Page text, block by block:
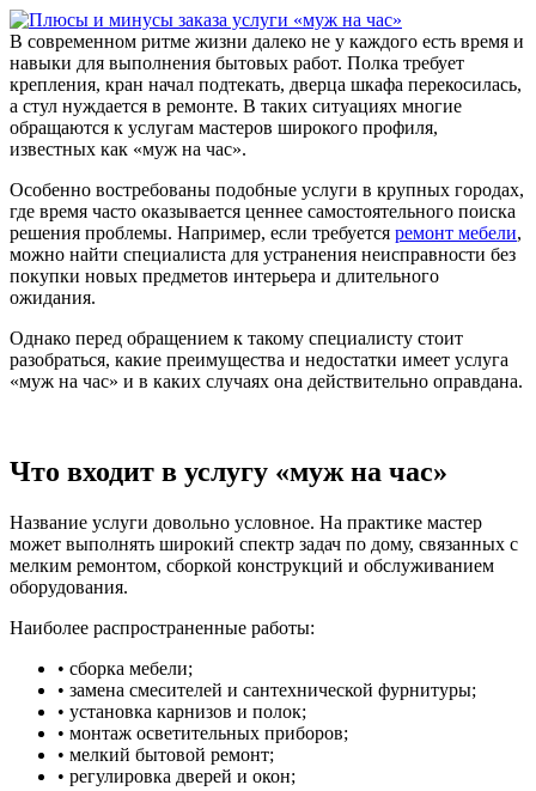
В современном ритме жизни далеко не у каждого есть время и
навыки для выполнения бытовых работ. Полка требует
крепления, кран начал подтекать, дверца шкафа перекосилась,
а стул нуждается в ремонте. В таких ситуациях многие
обращаются к услугам мастеров широкого профиля,
известных как «муж на час».
Особенно востребованы подобные услуги в крупных городах,
где время часто оказывается ценнее самостоятельного поиска
решения проблемы. Например, если требуется ремонт мебели,
можно найти специалиста для устранения неисправности без
покупки новых предметов интерьера и длительного
ожидания.
Однако перед обращением к такому специалисту стоит
разобраться, какие преимущества и недостатки имеет услуга
«муж на час» и в каких случаях она действительно оправдана.
Что входит в услугу «муж на час»
Название услуги довольно условное. На практике мастер
может выполнять широкий спектр задач по дому, связанных с
мелким ремонтом, сборкой конструкций и обслуживанием
оборудования.
Наиболее распространенные работы:
• сборка мебели;
• замена смесителей и сантехнической фурнитуры;
• установка карнизов и полок;
• монтаж осветительных приборов;
• мелкий бытовой ремонт;
• регулировка дверей и окон;